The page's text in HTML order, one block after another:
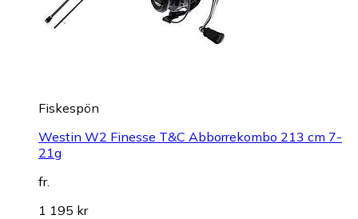
Fiskespön
Westin W2 Finesse T&C Abborrekombo 213 cm 7-
21g
fr.
1 195 kr